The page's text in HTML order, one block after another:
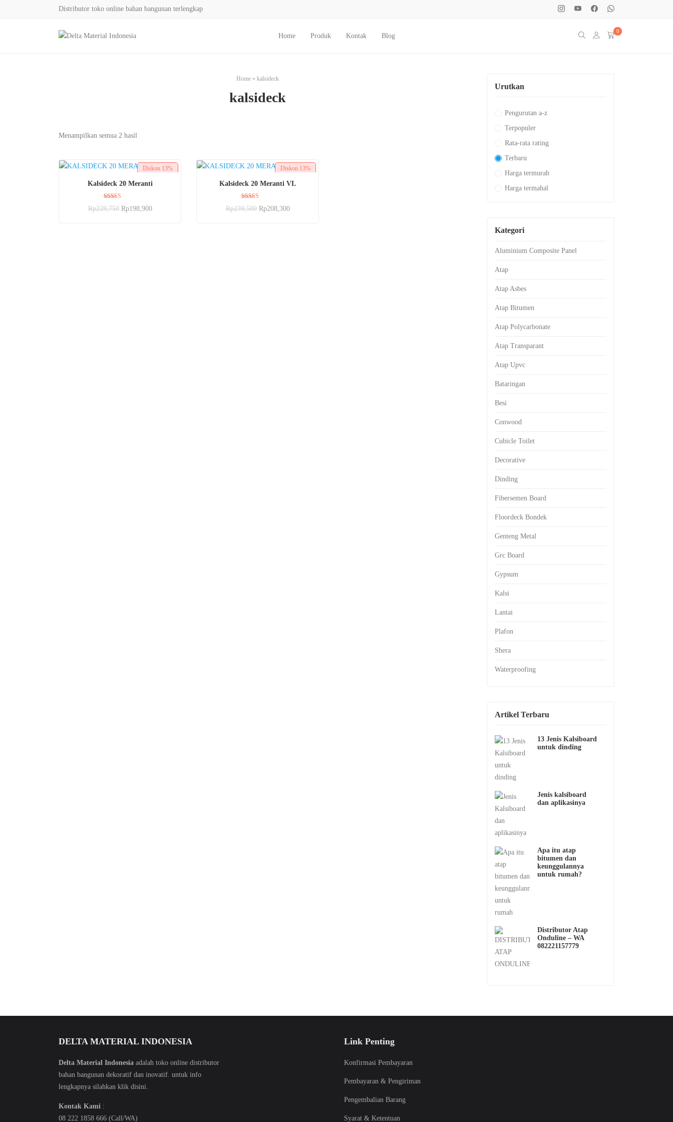
Distributor toko online bahan bangunan terlengkap
Home Produk Kontak Blog
0
Home » kalsideck
kalsideck
Menampilkan semua 2 hasil
Diskon 13%
BELI SEKARANG
Kalsideck 20 Meranti
Dinilai
5.00
Rp228,750 Rp198,900
Diskon 13%
BELI SEKARANG
Kalsideck 20 Meranti VL
Dinilai
5.00
Rp239,500 Rp208,300
Urutkan
Pengurutan a-z
Terpopuler
Rata-rata rating
Terbaru
Harga termurah
Harga termahal
Kategori
Aluminium Composite Panel
Atap
Atap Asbes
Atap Bitumen
Atap Polycarbonate
Atap Transparant
Atap Upvc
Bataringan
Besi
Conwood
Cubicle Toilet
Decorative
Dinding
Fibersemen Board
Floordeck Bondek
Genteng Metal
Grc Board
Gypsum
Kalsi
Lantai
Plafon
Shera
Waterproofing
Artikel Terbaru
13 Jenis Kalsiboard
untuk dinding
Jenis kalsiboard
dan aplikasinya
Apa itu atap
bitumen dan
keunggulannya
untuk rumah?
Distributor Atap
Onduline – WA
082221157779
DELTA MATERIAL INDONESIA
Delta Material Indonesia adalah toko online distributor
bahan bangunan dekoratif dan inovatif. untuk info
lengkapnya silahkan klik disini.
Kontak Kami :
08 222 1858 666 (Call/WA)
Link Penting
Konfirmasi Pembayaran
Pembayaran & Pengiriman
Pengembalian Barang
Syarat & Ketentuan